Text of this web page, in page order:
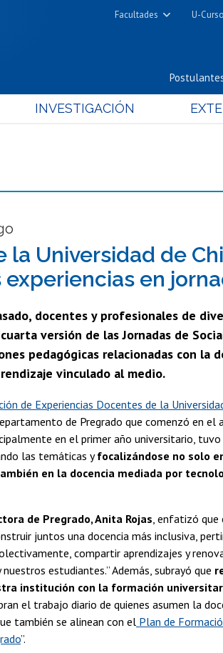
Facultades
Cs. Físicas y
Cs. Químicas y
Nutrición y Tecnología
Alimentos
U-
INVESTIGACIÓN
la Universidad de
experiencias en
docentes y profesionales de
versión de las Jornadas de
pedagógicas relacionadas con
vinculado al medio.
de Experiencias Docentes de la
de Pregrado que comenzó en el
en el primer año universitario,
las temáticas yfocalizándose no solo
en la docencia mediada por
de Pregrado, Anita Rojas , enfatizó que
juntos una docencia más inclusiva,
compartir aprendizajes y
estudiantes.” Además, subrayó que
institución con la formación
el trabajo diario de quienes asumen la
también se alinean con el Plan de
”.